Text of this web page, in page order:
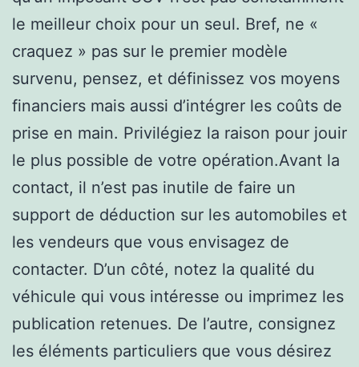
le meilleur choix pour un seul. Bref, ne «
craquez » pas sur le premier modèle
survenu, pensez, et définissez vos moyens
financiers mais aussi d’intégrer les coûts de
prise en main. Privilégiez la raison pour jouir
le plus possible de votre opération.Avant la
contact, il n’est pas inutile de faire un
support de déduction sur les automobiles et
les vendeurs que vous envisagez de
contacter. D’un côté, notez la qualité du
véhicule qui vous intéresse ou imprimez les
publication retenues. De l’autre, consignez
les éléments particuliers que vous désirez